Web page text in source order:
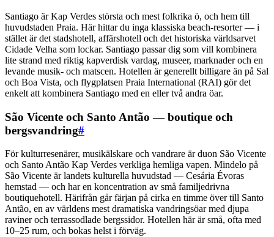
Santiago är Kap Verdes största och mest folkrika ö, och hem till
huvudstaden Praia. Här hittar du inga klassiska beach-resorter — i
stället är det stadshotell, affärshotell och det historiska världsarvet
Cidade Velha som lockar. Santiago passar dig som vill kombinera
lite strand med riktig kapverdisk vardag, museer, marknader och en
levande musik- och matscen. Hotellen är generellt billigare än på Sal
och Boa Vista, och flygplatsen Praia International (RAI) gör det
enkelt att kombinera Santiago med en eller två andra öar.
São Vicente och Santo Antão — boutique och
bergsvandring#
För kulturresenärer, musikälskare och vandrare är duon São Vicente
och Santo Antão Kap Verdes verkliga hemliga vapen. Mindelo på
São Vicente är landets kulturella huvudstad — Cesária Évoras
hemstad — och har en koncentration av små familjedrivna
boutiquehotell. Härifrån går färjan på cirka en timme över till Santo
Antão, en av världens mest dramatiska vandringsöar med djupa
raviner och terrassodlade bergssidor. Hotellen här är små, ofta med
10–25 rum, och bokas helst i förväg.